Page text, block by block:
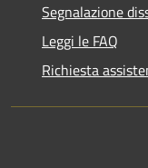
Segnalazione
Leggi le FAQ
Richiesta